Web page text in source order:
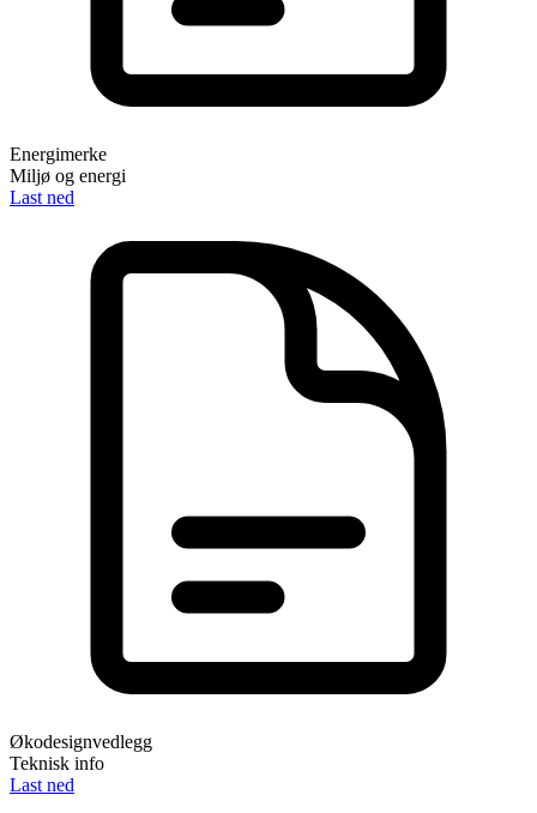
Energimerke
Miljø og energi
Last ned
Økodesignvedlegg
Teknisk info
Last ned